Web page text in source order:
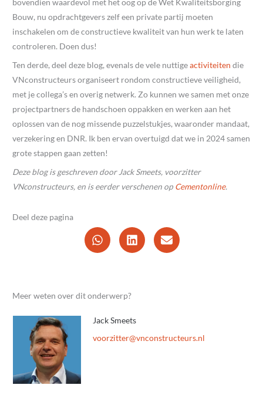
bovendien waardevol met het oog op de Wet Kwaliteitsborging
Bouw, nu opdrachtgevers zelf een private partij moeten
inschakelen om de constructieve kwaliteit van hun werk te laten
controleren. Doen dus!
Ten derde, deel deze blog, evenals de vele nuttigeactiviteiten die
VNconstructeurs organiseert rondom constructieve veiligheid,
met je collega’s en overig netwerk. Zo kunnen we samen met onze
projectpartners de handschoen oppakken en werken aan het
oplossen van de nog missende puzzelstukjes, waaronder mandaat,
verzekering en DNR. Ik ben ervan overtuigd dat we in 2024 samen
grote stappen gaan zetten!
Deze blog is geschreven door Jack Smeets, voorzitter
VNconstructeurs, en is eerder verschenen op Cementonline.
Deel deze pagina
Meer weten over dit onderwerp?
Jack Smeets
ln.sruetcurtsnocnv
@rettizroov